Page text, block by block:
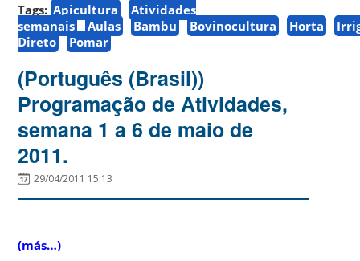
Tags: Apicultura
Atividades
semanais
Aulas Bambu Bovinocultura Horta
Direto
Pomar
(Português (Brasil))
Programação de Atividades,
semana 1 a 6 de maio de
2011.
29/04/2011 15:13
(más…)